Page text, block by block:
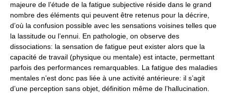
majeure de l’étude de la fatigue subjective réside dans le grand
nombre des éléments qui peuvent être retenus pour la décrire,
d’où la confusion possible avec les sensations voisines telles que
la lassitude ou l’ennui. En pathologie, on observe des
dissociations: la sensation de fatigue peut exister alors que la
capacité de travail (physique ou mentale) est intacte, permettant
parfois des performances remarquables. La fatigue des maladies
mentales n’est donc pas liée à une activité antérieure: il s’agit
d’une perception sans objet, définition même de l’hallucination.